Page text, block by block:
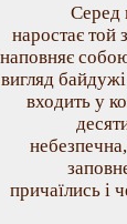
Серед
наростає той
наповняє
вигляд
входить у
причаїлись і